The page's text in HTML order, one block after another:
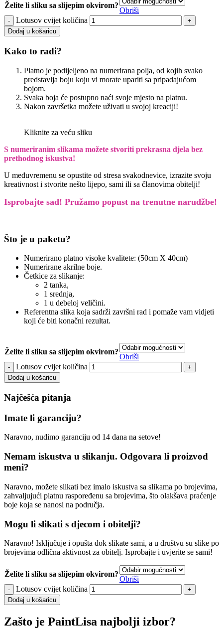
Želite li sliku sa slijepim okvirom?
Obriši
Lotusov cvijet količina
Dodaj u košaricu
Kako to radi?
Platno je podijeljeno na numerirana polja, od kojih svako
predstavlja boju koju vi morate upariti sa pripadajućom
bojom.
Svaka boja će postupno naći svoje mjesto na platnu.
Nakon završetka možete uživati u svojoj kreaciji!
Kliknite za veću sliku
S numeriranim slikama možete stvoriti prekrasna djela bez
prethodnog iskustva!
U međuvremenu se opustite od stresa svakodnevice, izrazite svoju
kreativnost i stvorite nešto lijepo, sami ili sa članovima obitelji!
Isprobajte sad! Pružamo popust na trenutne narudžbe!
Što je u paketu?
Numerirano platno visoke kvalitete: (50cm X 40cm)
Numerirane akrilne boje.
Četkice za slikanje:
2 tanka,
1 srednja,
1 u debeloj veličini.
Referentna slika koja sadrži završni rad i pomaže vam vidjeti
koji će biti konačni rezultat.
Želite li sliku sa slijepim okvirom?
Obriši
Lotusov cvijet količina
Dodaj u košaricu
Najčešća pitanja
Imate li garanciju?
Naravno, nudimo garanciju od 14 dana na setove!
Nemam iskustva u slikanju. Odgovara li proizvod
meni?
Naravno, možete slikati bez imalo iskustva sa slikama po brojevima,
zahvaljujući platnu raspoređenu sa brojevima, što olakšava praćenje
boje koja se nanosi na područja.
Mogu li slikati s djecom i obitelji?
Naravno! Isključuje i opušta dok slikate sami, a u društvu su slike po
brojevima odlična aktivnost za obitelj. Isprobajte i uvjerite se sami!
Želite li sliku sa slijepim okvirom?
Obriši
Lotusov cvijet količina
Dodaj u košaricu
Zašto je PaintLisa najbolji izbor?